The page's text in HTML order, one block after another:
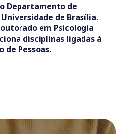
Departamento de
de Brasília.
em Psicologia
disciplinas ligadas à
de Pessoas.